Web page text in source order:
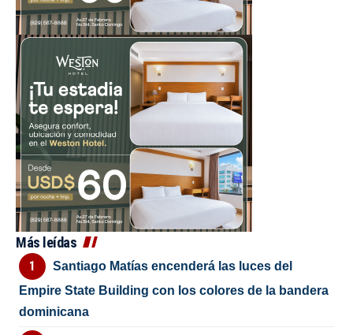
Más leídas
Santiago Matías encenderá las luces del
Empire State Building con los colores de la bandera
dominicana